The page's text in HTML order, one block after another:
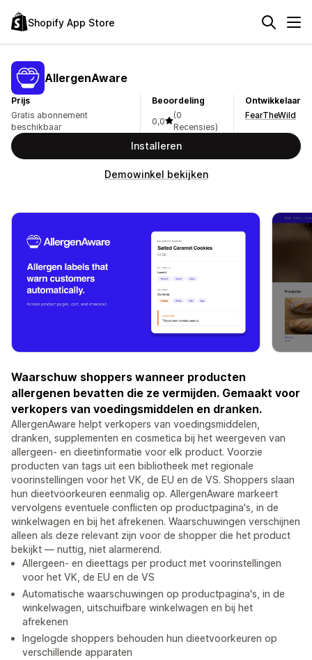
Shopify App Store
AllergenAware
Prijs
Gratis abonnement
beschikbaar
Beoordeling
0,0
(0
Recensies)
Ontwikkelaar
FearTheWild
Installeren
Demowinkel bekijken
Waarschuw shoppers wanneer producten
allergenen bevatten die ze vermijden. Gemaakt voor
verkopers van voedingsmiddelen en dranken.
AllergenAware helpt verkopers van voedingsmiddelen,
dranken, supplementen en cosmetica bij het weergeven van
allergeen- en dieetinformatie voor elk product. Voorzie
producten van tags uit een bibliotheek met regionale
voorinstellingen voor het VK, de EU en de VS. Shoppers slaan
hun dieetvoorkeuren eenmalig op. AllergenAware markeert
vervolgens eventuele conflicten op productpagina's, in de
winkelwagen en bij het afrekenen. Waarschuwingen verschijnen
alleen als deze relevant zijn voor de shopper die het product
bekijkt — nuttig, niet alarmerend.
Allergeen- en dieettags per product met voorinstellingen
voor het VK, de EU en de VS
Automatische waarschuwingen op productpagina's, in de
winkelwagen, uitschuifbare winkelwagen en bij het
afrekenen
Ingelogde shoppers behouden hun dieetvoorkeuren op
verschillende apparaten